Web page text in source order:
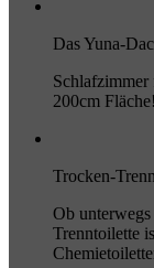
Das Yuna-
200cm Fläche!
Trocken-
Ob
Trenntoilette